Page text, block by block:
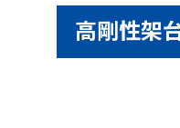
高剛性架